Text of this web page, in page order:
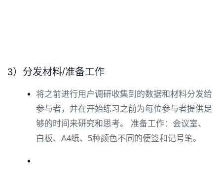
3）分发材料/准备工作
将之前进行用户调研收集到的数据和材料分发给
参与者，并在开始练习之前为每位参与者提供足
够的时间来研究和思考。 准备工作：会议室、
白板、A4纸、5种颜色不同的便签和记号笔。